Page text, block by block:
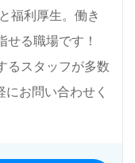
福利厚生。働き
せる職場です！
るスタッフが多数
お問い合わせく